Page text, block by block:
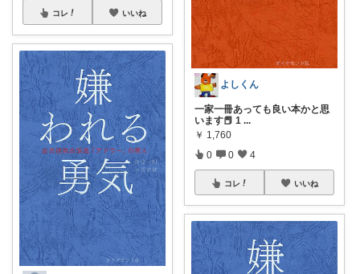
コレ いいね
よしくん
一家一冊あっても良い本かと思
います📕 1 ...
￥ 1,760
0 0 4
コレ いいね